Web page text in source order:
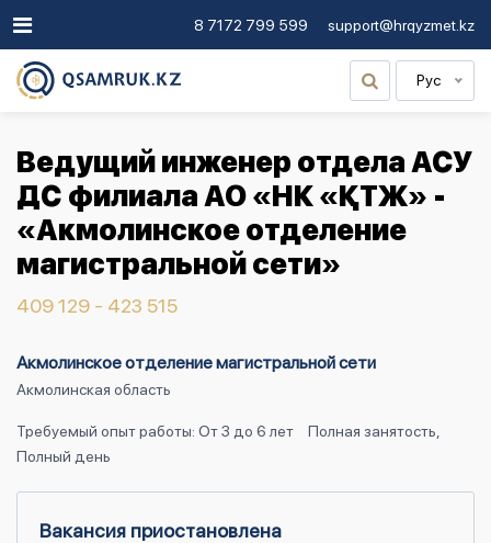
8 7172 799 599 support@hrqyzmet.kz
Рус
Ведущий инженер отдела АСУ
ДС филиала АО «НК «ҚТЖ» -
«Акмолинское отделение
магистральной сети»
409 129 - 423 515
Акмолинское отделение магистральной сети
Акмолинская область
Требуемый опыт работы: От 3 до 6 лет
Полная занятость,
Полный день
Вакансия приостановлена